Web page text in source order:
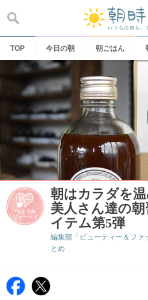
content
TOP 今日の朝 朝ごはん
朝はカラダを
美人さん達の
イテム第5弾
編集部「ビューティー＆ファ
とめ